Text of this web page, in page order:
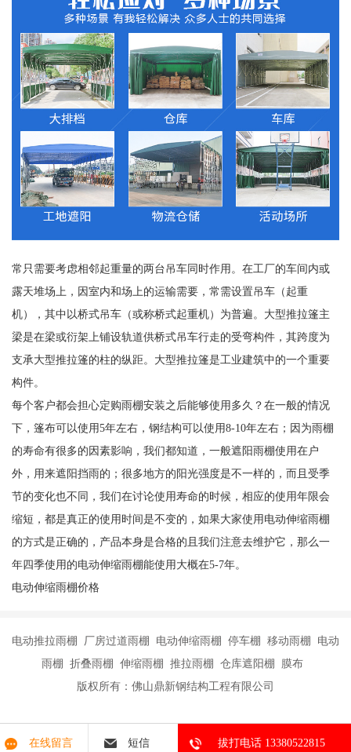
常只需要考虑相邻起重量的两台吊车同时作用。在工厂的车间内或
露天堆场上，因室内和场上的运输需要，常需设置吊车（起重
机），其中以桥式吊车（或称桥式起重机）为普遍。大型推拉篷主
梁是在梁或衍架上铺设轨道供桥式吊车行走的受弯构件，其跨度为
支承大型推拉篷的柱的纵距。大型推拉篷是工业建筑中的一个重要
构件。
每个客户都会担心定购雨棚安装之后能够使用多久？在一般的情况
下，篷布可以使用5年左右，钢结构可以使用8-10年左右；因为雨棚
的寿命有很多的因素影响，我们都知道，一般遮阳雨棚使用在户
外，用来遮阳挡雨的；很多地方的阳光强度是不一样的，而且受季
节的变化也不同，我们在讨论使用寿命的时候，相应的使用年限会
缩短，都是真正的使用时间是不变的，如果大家使用电动伸缩雨棚
的方式是正确的，产品本身是合格的且我们注意去维护它，那么一
年四季使用的电动伸缩雨棚能使用大概在5-7年。
电动伸缩雨棚价格
电动推拉雨棚 厂房过道雨棚 电动伸缩雨棚 停车棚 移动雨棚 电动
雨棚 折叠雨棚 伸缩雨棚 推拉雨棚 仓库遮阳棚 膜布
版权所有：佛山鼎新钢结构工程有限公司
在线留言 短信 拔打电话 13380522815